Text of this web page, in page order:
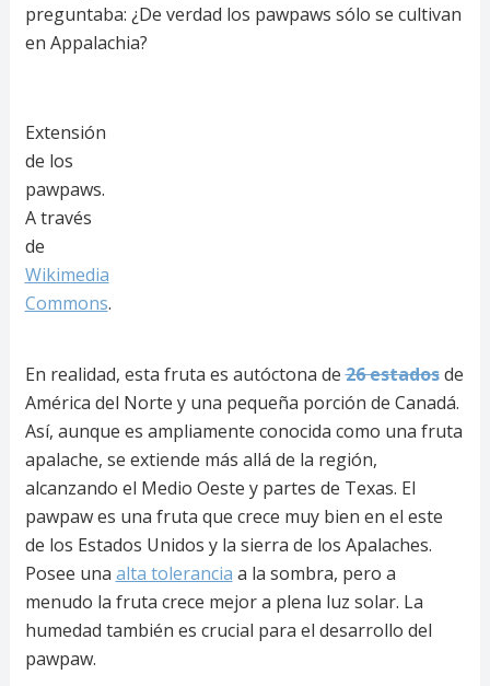
preguntaba: ¿De verdad los pawpaws sólo se cultivan
en Appalachia?
Extensión
de los
pawpaws.
A través
de
Wikimedia
Commons.
En realidad, esta fruta es autóctona de26 estadosde
América del Norte y una pequeña porción de Canadá.
Así, aunque es ampliamente conocida como una fruta
apalache, se extiende más allá de la región,
alcanzando el Medio Oeste y partes de Texas. El
pawpaw es una fruta que crece muy bien en el este
de los Estados Unidos y la sierra de los Apalaches.
Posee una alta tolerancia a la sombra, pero a
menudo la fruta crece mejor a plena luz solar. La
humedad también es crucial para el desarrollo del
pawpaw.